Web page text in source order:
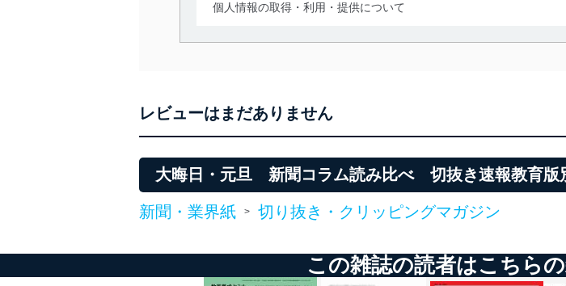
個人情報の取得・利用・提供について
当社は、個人情報の取得・利用・提供に際して、その利用目的を明
法令遵守
令及びその他の規範を常に適合させます。
個人情報の安全管理措置
漏えい、滅失またはき損の防止及び是正に努めます。
アクセス制御
レビューはまだありません
大晦日・元旦 新聞コラム読み比べ 切抜き速報教育版
新聞・業界紙 > 切り抜き・クリッピングマガジン
この雑誌の読者はこちら